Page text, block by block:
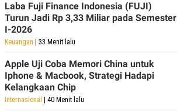
Laba Fuji Finance Indonesia (FUJI)
Turun Jadi Rp 3,33 Miliar pada Semester
I-2026
Keuangan | 33 Menit lalu
Apple Uji Coba Memori China untuk
Iphone & Macbook, Strategi Hadapi
Kelangkaan Chip
Internasional | 40 Menit lalu